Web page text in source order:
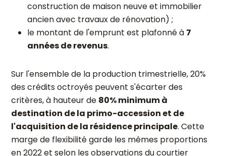
construction de maison neuve et immobilier
ancien avec travaux de rénovation) ;
le montant de l'emprunt est plafonné à 7
années de revenus.
Sur l'ensemble de la production trimestrielle, 20%
des crédits octroyés peuvent s'écarter des
critères, à hauteur de 80% minimum à
destination de la primo-accession et de
l'acquisition de la résidence principale. Cette
marge de flexibilité garde les mêmes proportions
en 2022 et selon les observations du courtier